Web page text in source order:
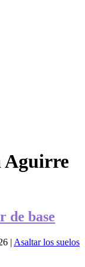
Aguirre
de base
| Asaltar los suelos